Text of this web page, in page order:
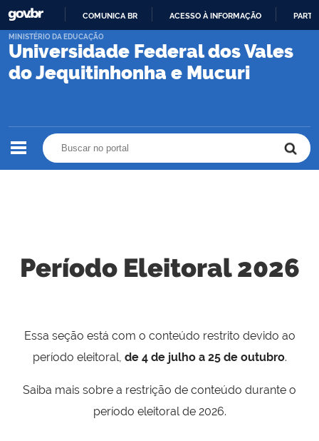
PARA
CONTEÚDO
COMUNICA BR ACESSO À INFORMAÇÃO
Universidade Federal dos Vales
do Jequitinhonha e Mucuri
MINISTÉRIO DA EDUCAÇÃO
Período Eleitoral 2026
Essa seção está com o conteúdo restrito devido ao
período eleitoral, de 4 de julho a 25 de outubro.
Saiba mais sobre a restrição de conteúdo durante o
período eleitoral de 2026.